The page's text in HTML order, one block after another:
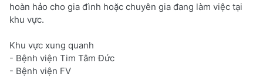
hoàn hảo cho gia đình hoặc chuyên gia đang làm việc tại
khu vực.
Khu vực xung quanh
- Bệnh viện Tim Tâm Đức
- Bệnh viện FV